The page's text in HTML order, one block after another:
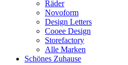
Räder
Novoform
Design Letters
Cooee Design
Storefactory
Alle Marken
Schönes Zuhause